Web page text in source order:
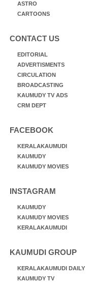
ASTRO
CARTOONS
CONTACT US
EDITORIAL
ADVERTISMENTS
CIRCULATION
BROADCASTING
KAUMUDY TV ADS
CRM DEPT
FACEBOOK
KERALAKAUMUDI
KAUMUDY
KAUMUDY MOVIES
INSTAGRAM
KAUMUDY
KAUMUDY MOVIES
KERALAKAUMUDI
KAUMUDI GROUP
KERALAKAUMUDI DAILY
KAUMUDY TV